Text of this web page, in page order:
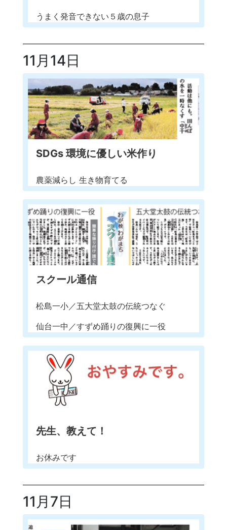
うまく発音できない５歳の息子
11月14日
SDGs 環境に優しい米作り
農薬減らし 生き物育てる
スクール通信
松島一小／五大堂太鼓の伝統つなぐ
仙台一中／すずめ踊りの復興に一役
先生、教えて！
お休みです
11月7日